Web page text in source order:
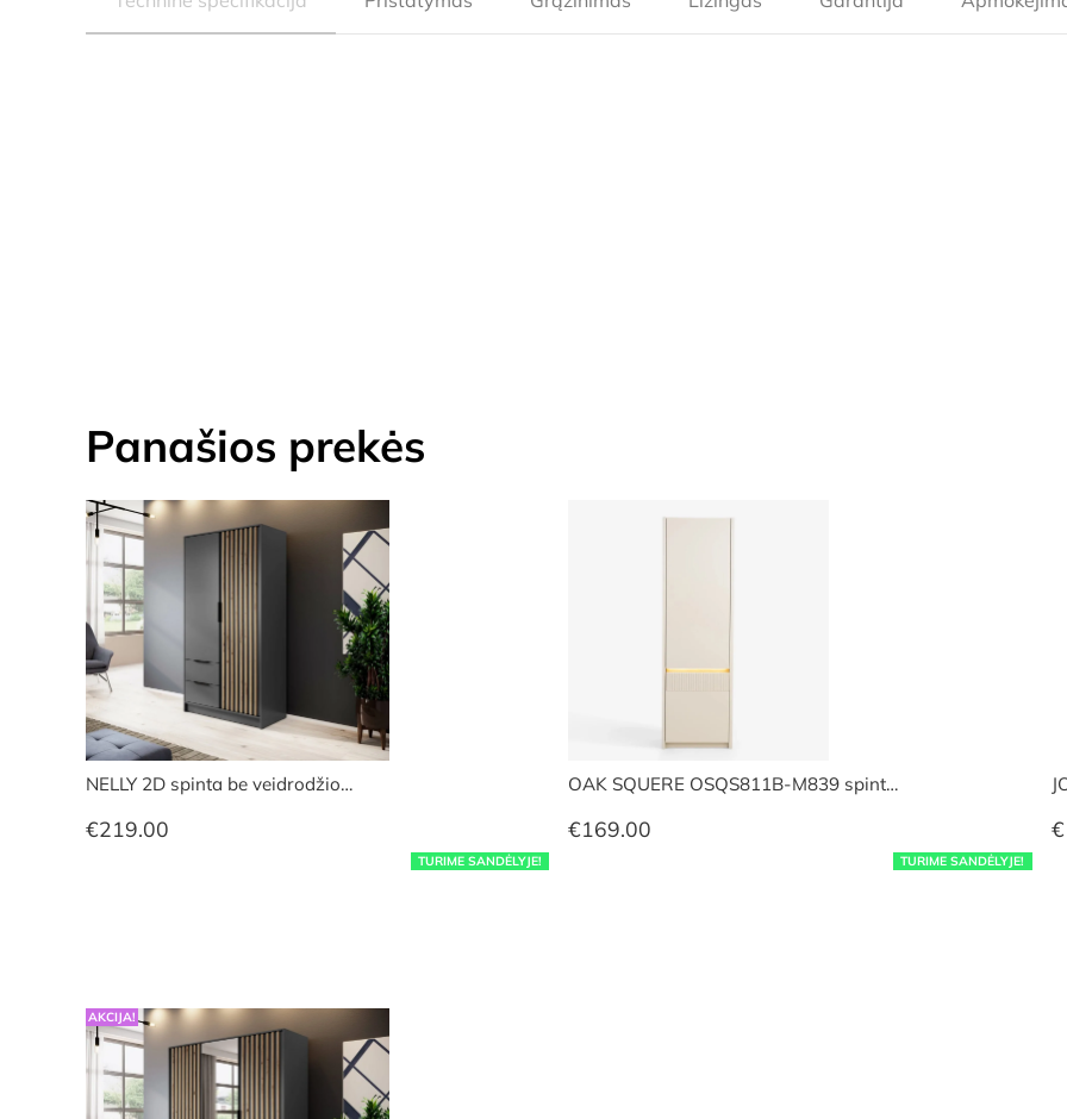
Panašios prekės
TURIME SANDĖLYJE!
NELLY 2D spinta be veidrodžio…
€219.00
TURIME SANDĖLYJE!
OAK SQUERE OSQS811B-M839 spint…
€169.00 €
AKCIJA!